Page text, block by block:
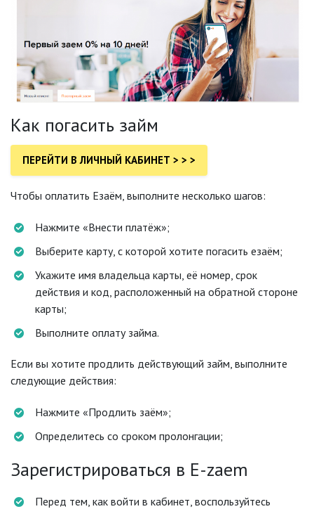
Как погасить займ
ПЕРЕЙТИ В ЛИЧНЫЙ КАБИНЕТ > > >
Чтобы оплатить Езаём, выполните несколько шагов:
Нажмите «Внести платёж»;
Выберите карту, с которой хотите погасить езаём;
Укажите имя владельца карты, её номер, срок
действия и код, расположенный на обратной стороне
карты;
Выполните оплату займа.
Если вы хотите продлить действующий займ, выполните
следующие действия:
Нажмите «Продлить заём»;
Определитесь со сроком пролонгации;
Зарегистрироваться в E-zaem
Перед тем, как войти в кабинет, воспользуйтесь